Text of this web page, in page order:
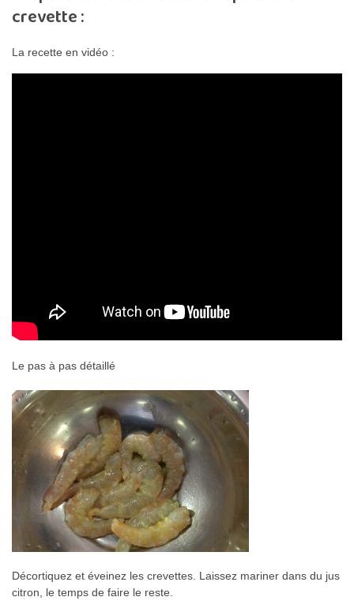
crevette :
La recette en vidéo :
Le pas à pas détaillé
Décortiquez et éveinez les crevettes. Laissez mariner dans du jus
citron, le temps de faire le reste.